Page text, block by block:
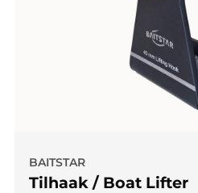
BAITSTAR
Tilhaak / Boat Lifter